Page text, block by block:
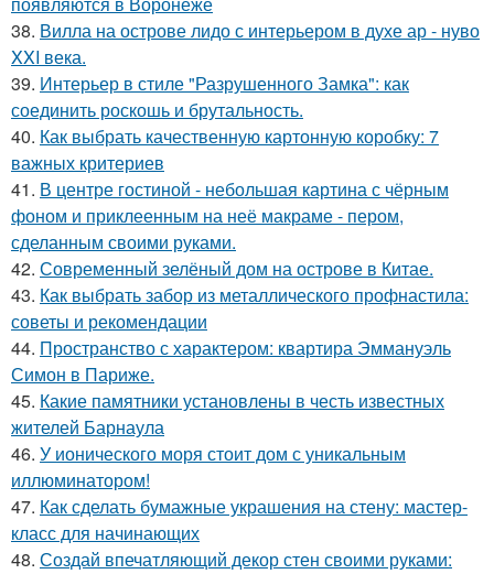
38. Вилла на острове лидо с интерьером в духе ар - нуво
XXI века.
39. Интерьер в стиле "Разрушенного Замка": как
соединить роскошь и брутальность.
40. Как выбрать качественную картонную коробку: 7
важных критериев
41. В центре гостиной - небольшая картина с чёрным
фоном и приклеенным на неё макраме - пером,
сделанным своими руками.
42. Современный зелёный дом на острове в Китае.
43. Как выбрать забор из металлического профнастила:
советы и рекомендации
44. Пространство с характером: квартира Эммануэль
Симон в Париже.
45. Какие памятники установлены в честь известных
жителей Барнаула
46. У ионического моря стоит дом с уникальным
иллюминатором!
47. Как сделать бумажные украшения на стену: мастер-
класс для начинающих
48. Создай впечатляющий декор стен своими руками: